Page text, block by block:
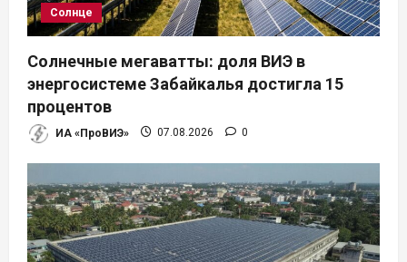
Солнце
Солнечные мегаватты: доля ВИЭ в
энергосистеме Забайкалья достигла 15
процентов
ИА «ПроВИЭ» 07.08.2026 0